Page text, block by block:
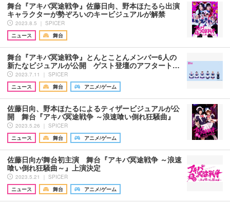
舞台『アキバ冥途戦争』佐藤日向、野本ほたるら出演
キャラクターが勢ぞろいのキービジュアルが解禁
2023.8.5 ｜ SPICER
ニュース
舞台
舞台『アキバ冥途戦争』とんとことんメンバー6人の
新たなビジュアルが公開 ゲスト登壇のアフタート…
2023.7.11 ｜ SPICER
ニュース
舞台 アニメ/ゲーム
佐藤日向、野本ほたるによるティザービジュアルが公
開 舞台『アキバ冥途戦争 ～浪速喰い倒れ狂騒曲』
2023.5.26 ｜ SPICER
ニュース
舞台 アニメ/ゲーム
佐藤日向が舞台初主演 舞台『アキバ冥途戦争 ～浪速
喰い倒れ狂騒曲～』上演決定
2023.5.21 ｜ SPICER
ニュース
舞台 アニメ/ゲーム